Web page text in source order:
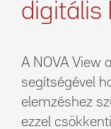
digitális
A NOVA View
segítségével
elemzéshez
ezzel